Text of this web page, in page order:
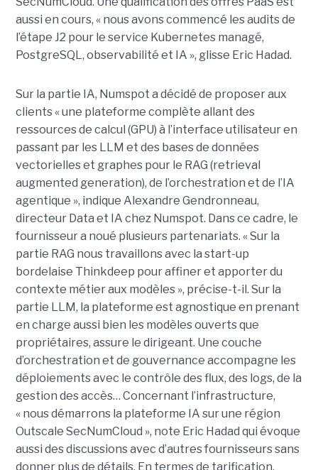
aussi en cours, « nous avons commencé les audits de
l’étape J2 pour le service Kubernetes managé,
PostgreSQL, observabilité et IA », glisse Eric Hadad.
Sur la partie IA, Numspot a décidé de proposer aux
clients « une plateforme complète allant des
ressources de calcul (GPU) à l’interface utilisateur en
passant par les LLM et des bases de données
vectorielles et graphes pour le RAG (retrieval
augmented generation), de l’orchestration et de l’IA
agentique », indique Alexandre Gendronneau,
directeur Data et IA chez Numspot. Dans ce cadre, le
fournisseur a noué plusieurs partenariats. « Sur la
partie RAG nous travaillons avec la start-up
bordelaise Thinkdeep pour affiner et apporter du
contexte métier aux modèles », précise-t-il. Sur la
partie LLM, la plateforme est agnostique en prenant
en charge aussi bien les modèles ouverts que
propriétaires, assure le dirigeant. Une couche
d’orchestration et de gouvernance accompagne les
déploiements avec le contrôle des flux, des logs, de la
gestion des accès… Concernant l’infrastructure,
« nous démarrons la plateforme IA sur une région
Outscale SecNumCloud », note Eric Hadad qui évoque
aussi des discussions avec d’autres fournisseurs sans
donner plus de détails. En termes de tarification,